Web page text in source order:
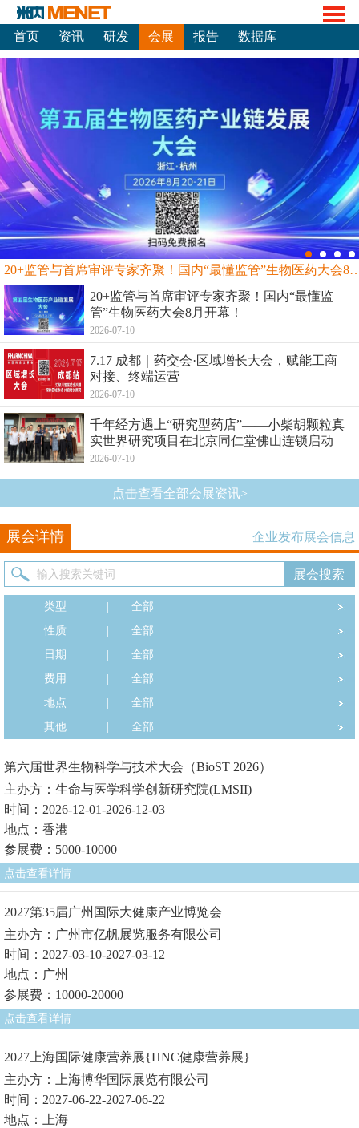
首页 资讯 研发 会展 报告 数据库
20+监管与首席审评专家齐聚！国内“最
20+监管与首席审评专家齐聚！国内“最懂监
管”生物医药大会8月开幕！
2026-07-10
7.17 成都｜药交会·区域增长大会，赋能工商
对接、终端运营
2026-07-10
千年经方遇上“研究型药店”——小柴胡颗粒真
实世界研究项目在北京同仁堂佛山连锁启动
2026-07-10
点击查看全部会展资讯>
展会详情 企业发布展会信息
类型
全部
性质
全部
日期
全部
费用
全部
地点
全部
其他
全部
第六届世界生物科学与技术大会（BioST 2026）
主办方：生命与医学科学创新研究院(LMSII)
时间：2026-12-01-2026-12-03
地点：香港
参展费：5000-10000
点击查看详情
2027第35届广州国际大健康产业博览会
主办方：广州市亿帆展览服务有限公司
时间：2027-03-10-2027-03-12
地点：广州
参展费：10000-20000
点击查看详情
2027上海国际健康营养展{HNC健康营养展}
主办方：上海博华国际展览有限公司
时间：2027-06-22-2027-06-22
地点：上海